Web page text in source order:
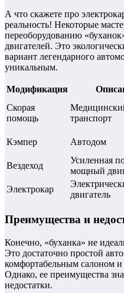
А что скажете про
реальность! Некоторые
переоборудованию
двигателей. Это
вариант легендарного
уникальным.
Модификация
Скорая
помощь
транспорт
Кэмпер
Автодом
Вездеход
Усиленная
мощный
Электрокар
двигатель
Преимущества и
Конечно, «буханка» не
Это достаточно простой
комфортабельным салоном
Однако, ее преимущества
недостатки.